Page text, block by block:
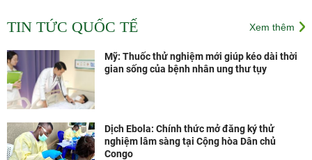
theo công nghệ của Pháp
sẽ được sản xuất tại Nhà
phẩm VNVC từ năm 2028
TIN TỨC QUỐC TẾ Xem thêm
Mỹ: Thuốc thử nghiệm mới giúp kéo dài thời
gian sống của bệnh nhân ung thư tụy
Dịch Ebola: Chính thức mở đăng ký thử
nghiệm lâm sàng tại Cộng hòa Dân chủ
Congo